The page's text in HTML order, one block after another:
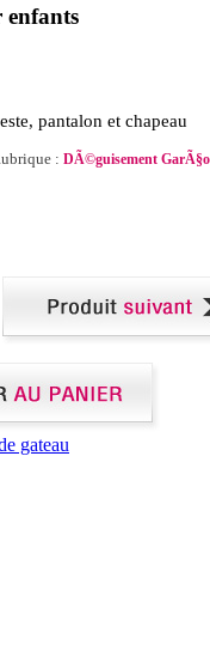
enfants
pantalon et chapeau
: DÃ©guisement